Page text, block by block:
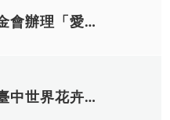
。 線上：先至青年
填載
額度：本補助款係
，若為弱勢家庭青
年，得衡酌實際狀
財團法人水源地文教基金會辦理「愛要大聲說˙2018中部地區青少年及青年志工暨服務學習成果發表」活動，敬邀本校有意願師生報名參加。
臺中市政府社會局檢送臺中世界花卉博覽會客服組志工（口譯服務）招募簡章ㄧ份，敬邀本校有意願學生報名。